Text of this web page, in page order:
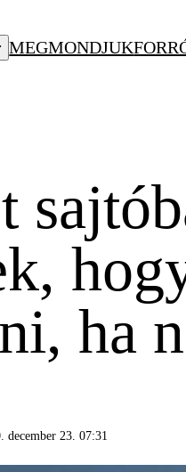
MEGMONDJUK
ha
december 23. 07:31